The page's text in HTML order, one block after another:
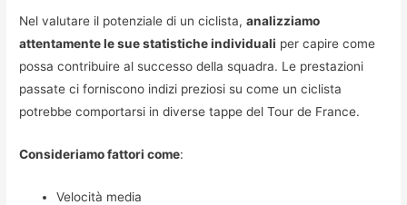
Nel valutare il potenziale di un ciclista,analizziamo
attentamente le sue statistiche individuali per capire come
possa contribuire al successo della squadra. Le prestazioni
passate ci forniscono indizi preziosi su come un ciclista
potrebbe comportarsi in diverse tappe del Tour de France.
Consideriamo fattori come:
Velocità media